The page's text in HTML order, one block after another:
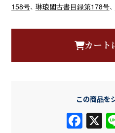
158号、 琳琅閣古書目録第178号、
カート
この商品を
F X